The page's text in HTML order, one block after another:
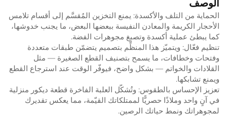
الوصف
الحماية من التلف والأكسدة: يمنع التخزين المُقسَّم إلى أقسام تلامس
الأحجار الكريمة والمعادن النفيسة ببعضها البعض، ما يجنب خدوشها،
كما يبطئ عملية أكسدة وتصبغ مجوهرات الفضة.
تنظيم فعّال: ويتميّز هذا المنظِّم بتصميم يتضمّن طبقات متعددة
وفتحات وخطافات، ما يسمح بتصنيف القطع الصغيرة — مثل
القلادات والخواتم — بشكل واضح، فيوفّر الوقت عند استرجاع القطع
ويمنع تشابكها.
تعزيز الإحساس بالطقوس: وتُشكّل العلبة الفاخرة قطعة ديكور منزلية
في آنٍ واحد وملاذًا حصريًّا لممتلكاتك القيّمة، مما يعكس تقديرك
لمجوهراتك ونمط حياتك الرصين.